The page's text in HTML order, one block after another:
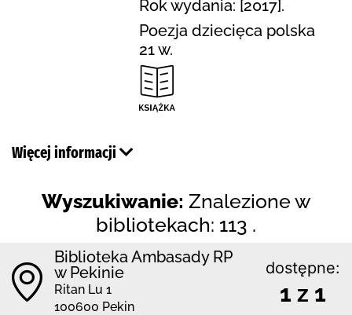
Rok wydania: [2017].
Poezja dziecięca polska
21 w.
Więcej informacji
Wyszukiwanie: Znalezione w
bibliotekach: 113 .
Biblioteka Ambasady RP
w Pekinie
Ritan Lu 1
100600 Pekin
dostępne:
1 z 1